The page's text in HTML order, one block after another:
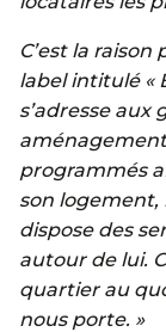
C’est la
label intitulé «
s’adresse aux
programmés
son logement,
dispose des
autour de lui.
quartier au
nous porte. »